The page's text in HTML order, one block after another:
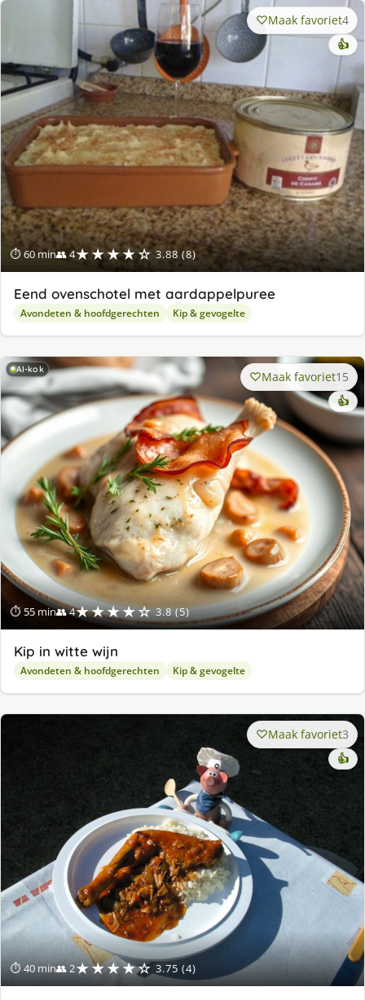
⏱ 60 min👥 4★★★★☆ 3.88 (8)
Maak favoriet4
👍
Eend ovenschotel met aardappelpuree
Avondeten & hoofdgerechten Kip & gevogelte
AI-kok
⏱ 55 min👥 4★★★★☆ 3.8 (5)
Maak favoriet15
👍
Kip in witte wijn
Avondeten & hoofdgerechten Kip & gevogelte
⏱ 40 min👥 2★★★★☆ 3.75 (4)
Maak favoriet3
👍